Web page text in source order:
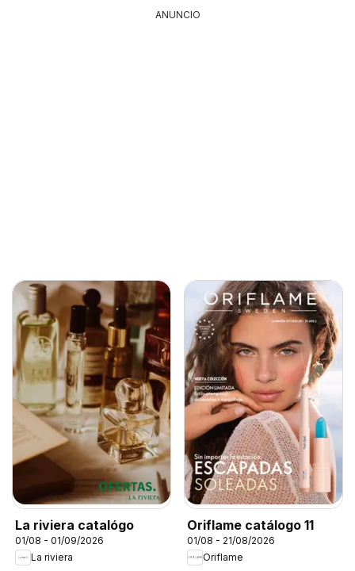
ANUNCIO
La riviera catalógo
01/08 - 01/09/2026
La riviera
Oriflame catálogo 11
01/08 - 21/08/2026
Oriflame